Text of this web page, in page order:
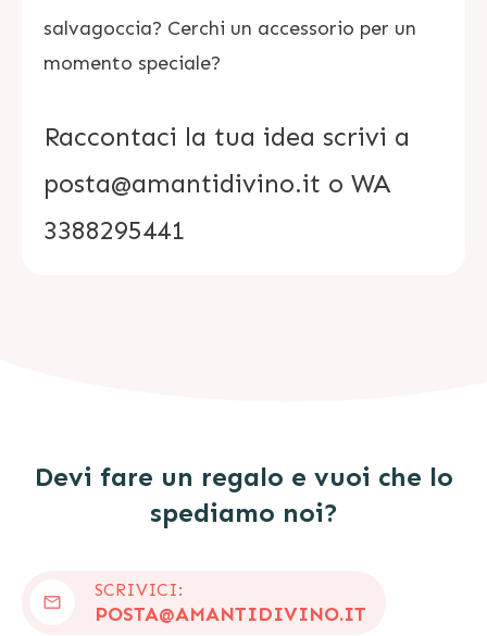
salvagoccia? Cerchi un accessorio per un
momento speciale?
Raccontaci la tua idea scrivi a
posta@amantidivino.it o WA
3388295441
Devi fare un regalo e vuoi che lo
spediamo noi?
SCRIVICI:
POSTA@AMANTIDIVINO.IT